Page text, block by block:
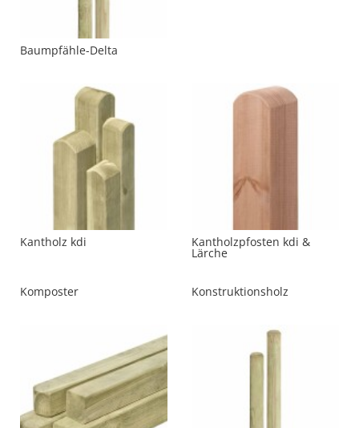
Baumpfähle-Delta
Kantholz kdi Kantholzpfosten kdi &
Lärche
Komposter Konstruktionsholz